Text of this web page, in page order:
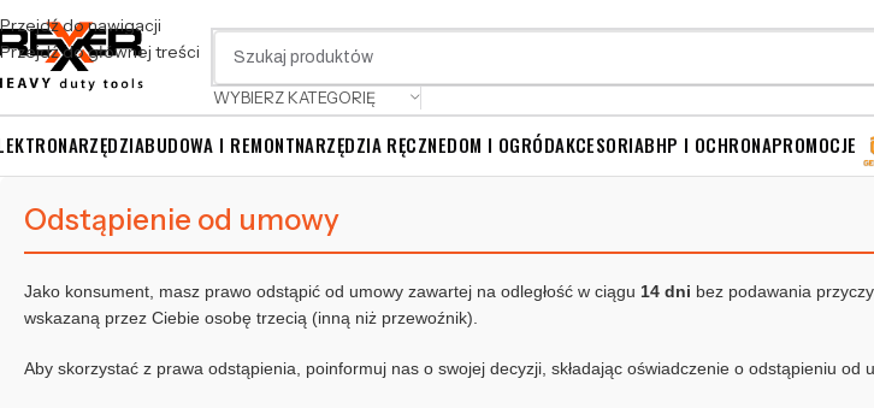
Przejdź do nawigacji
Przejdź do głównej treści
WYBIERZ KATEGORIĘ
BUDOWA I REMONTNARZĘDZIA RĘCZNEDOM I OGRÓDAKCESORIABHP I OCHRONAPROMOCJE
Odstąpienie od umowy
Jako konsument, masz prawo odstąpić od umowy zawartej na odległość w ciągu 14 dni bez podawania
wskazaną przez Ciebie osobę trzecią (inną niż przewoźnik).
Aby skorzystać z prawa odstąpienia, poinformuj nas o swojej decyzji, składając oświadczenie o odstąpieniu od